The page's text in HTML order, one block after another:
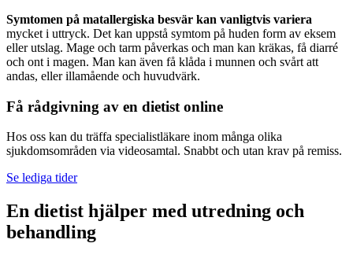
Symtomen på matallergiska besvär kan vanligtvis variera
mycket i uttryck. Det kan uppstå symtom på huden form av eksem
eller utslag. Mage och tarm påverkas och man kan kräkas, få diarré
och ont i magen. Man kan även få klåda i munnen och svårt att
andas, eller illamående och huvudvärk.
Få rådgivning av en dietist online
Hos oss kan du träffa specialistläkare inom många olika
sjukdomsområden via videosamtal. Snabbt och utan krav på remiss.
Se lediga tider
En dietist hjälper med utredning och
behandling